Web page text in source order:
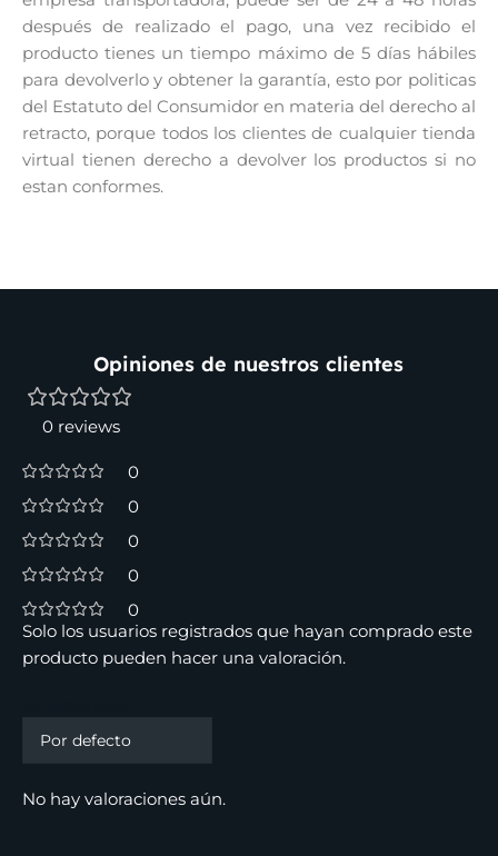
después de realizado el pago, una vez recibido el
producto tienes un tiempo máximo de 5 días hábiles
para devolverlo y obtener la garantía, esto por politicas
del Estatuto del Consumidor en materia del derecho al
retracto, porque todos los clientes de cualquier tienda
virtual tienen derecho a devolver los productos si no
estan conformes.
Opiniones de nuestros clientes
0 reviews
0
0
0
0
0
No hay valoraciones aún.
Solo los usuarios registrados que hayan comprado este
producto pueden hacer una valoración.